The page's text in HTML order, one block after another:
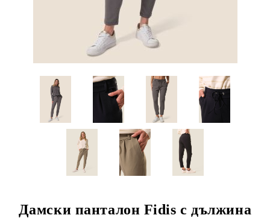
Дамски панталон Fidis с дължина